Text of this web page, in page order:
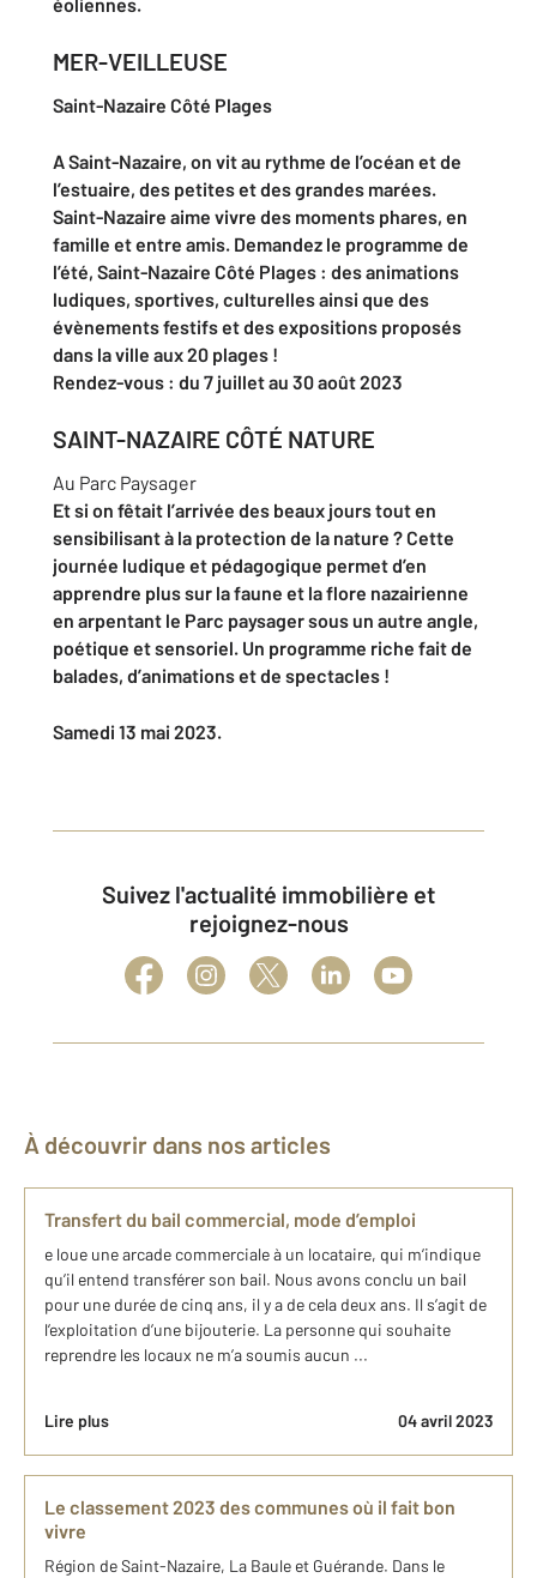
MER-VEILLEUSE
Saint-Nazaire Côté Plages
A Saint-Nazaire, on vit au rythme de l’océan et de
l’estuaire, des petites et des grandes marées.
Saint-Nazaire aime vivre des moments phares, en
famille et entre amis. Demandez le programme de
l’été, Saint-Nazaire Côté Plages : des animations
ludiques, sportives, culturelles ainsi que des
évènements festifs et des expositions proposés
dans la ville aux 20 plages !
Rendez-vous : du 7 juillet au 30 août 2023
SAINT-NAZAIRE CÔTÉ NATURE
Au Parc Paysager
Et si on fêtait l’arrivée des beaux jours tout en
sensibilisant à la protection de la nature ? Cette
journée ludique et pédagogique permet d’en
apprendre plus sur la faune et la flore nazairienne
en arpentant le Parc paysager sous un autre angle,
poétique et sensoriel. Un programme riche fait de
balades, d’animations et de spectacles !
Samedi 13 mai 2023.
Suivez l'actualité immobilière et
rejoignez-nous
À découvrir dans nos articles
Transfert du bail commercial, mode d’emploi
e loue une arcade commerciale à un locataire, qui m’indique
qu’il entend transférer son bail. Nous avons conclu un bail
pour une durée de cinq ans, il y a de cela deux ans. Il s’agit de
l’exploitation d’une bijouterie. La personne qui souhaite
reprendre les locaux ne m’a soumis aucun ...
Lire plus 04 avril 2023
Le classement 2023 des communes où il fait bon
vivre
Région de Saint-Nazaire, La Baule et Guérande. Dans le